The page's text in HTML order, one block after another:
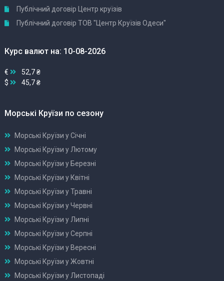
Публічний договір Центр круїзів
Публічний договір ТОВ "Центр Круїзів Одеси"
Курс валют на: 10-08-2026
€
52,7 ₴
$
45,7 ₴
Морські Круїзи по сезону
Морські Круїзи у Січні
Морські Круїзи у Лютому
Морські Круїзи у Березні
Морські Круїзи у Квітні
Морські Круїзи у Травні
Морські Круїзи у Червні
Морські Круїзи у Липні
Морські Круїзи у Серпні
Морські Круїзи у Вересні
Морські Круїзи у Жовтні
Морські Круїзи у Листопаді